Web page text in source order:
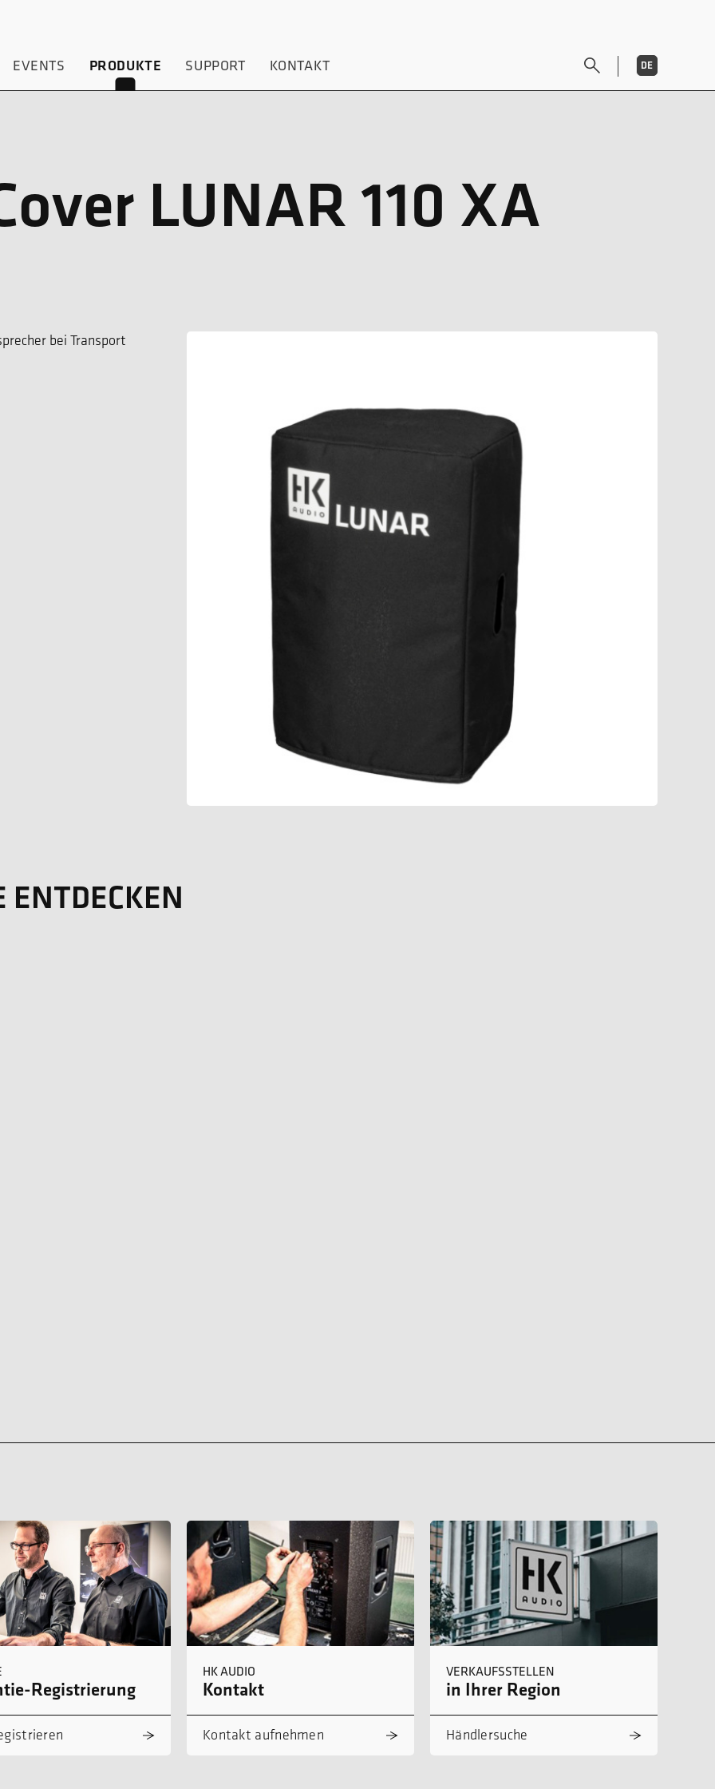
EVENTS PRODUKTE SUPPORT KONTAKT EN
DE
LUNAR 110 XA
bei Transport
ENTDECKEN
Registrierung
HK AUDIO
Kontakt
Kontakt aufnehmen
VERKAUFSSTELLEN
in Ihrer Region
Händlersuche